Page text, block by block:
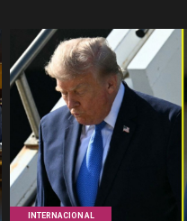
INTERNACIONAL